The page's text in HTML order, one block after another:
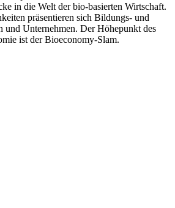
in die Welt der bio-basierten Wirtschaft.
präsentieren sich Bildungs- und
und Unternehmen. Der Höhepunkt des
ist der Bioeconomy-Slam.